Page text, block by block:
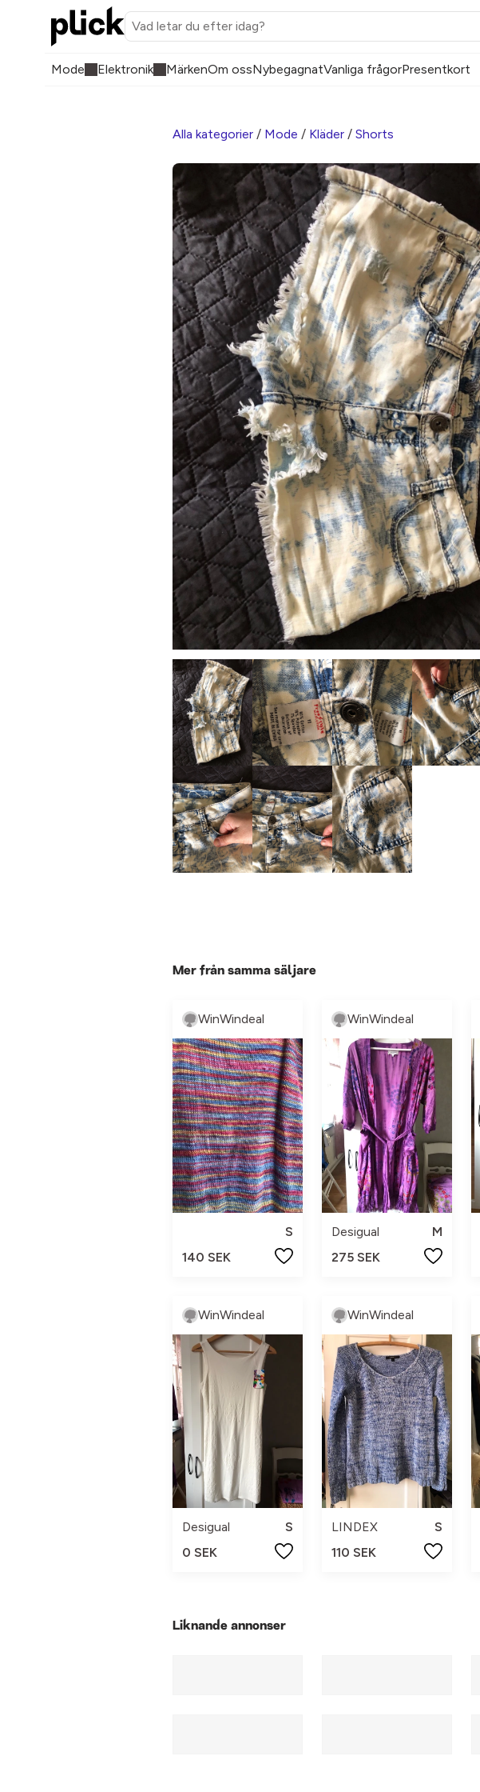
Mode Elektronik MärkenOm ossNybegagnatVanliga frågorPresentkort
Alla kategorier / Mode / Kläder / Shorts
Mer från samma säljare
WinWindeal
S
140 SEK
WinWindeal
Desigual
M
275 SEK
WinWindeal
Desigual
S
0 SEK
WinWindeal
LINDEX
S
110 SEK
Liknande annonser